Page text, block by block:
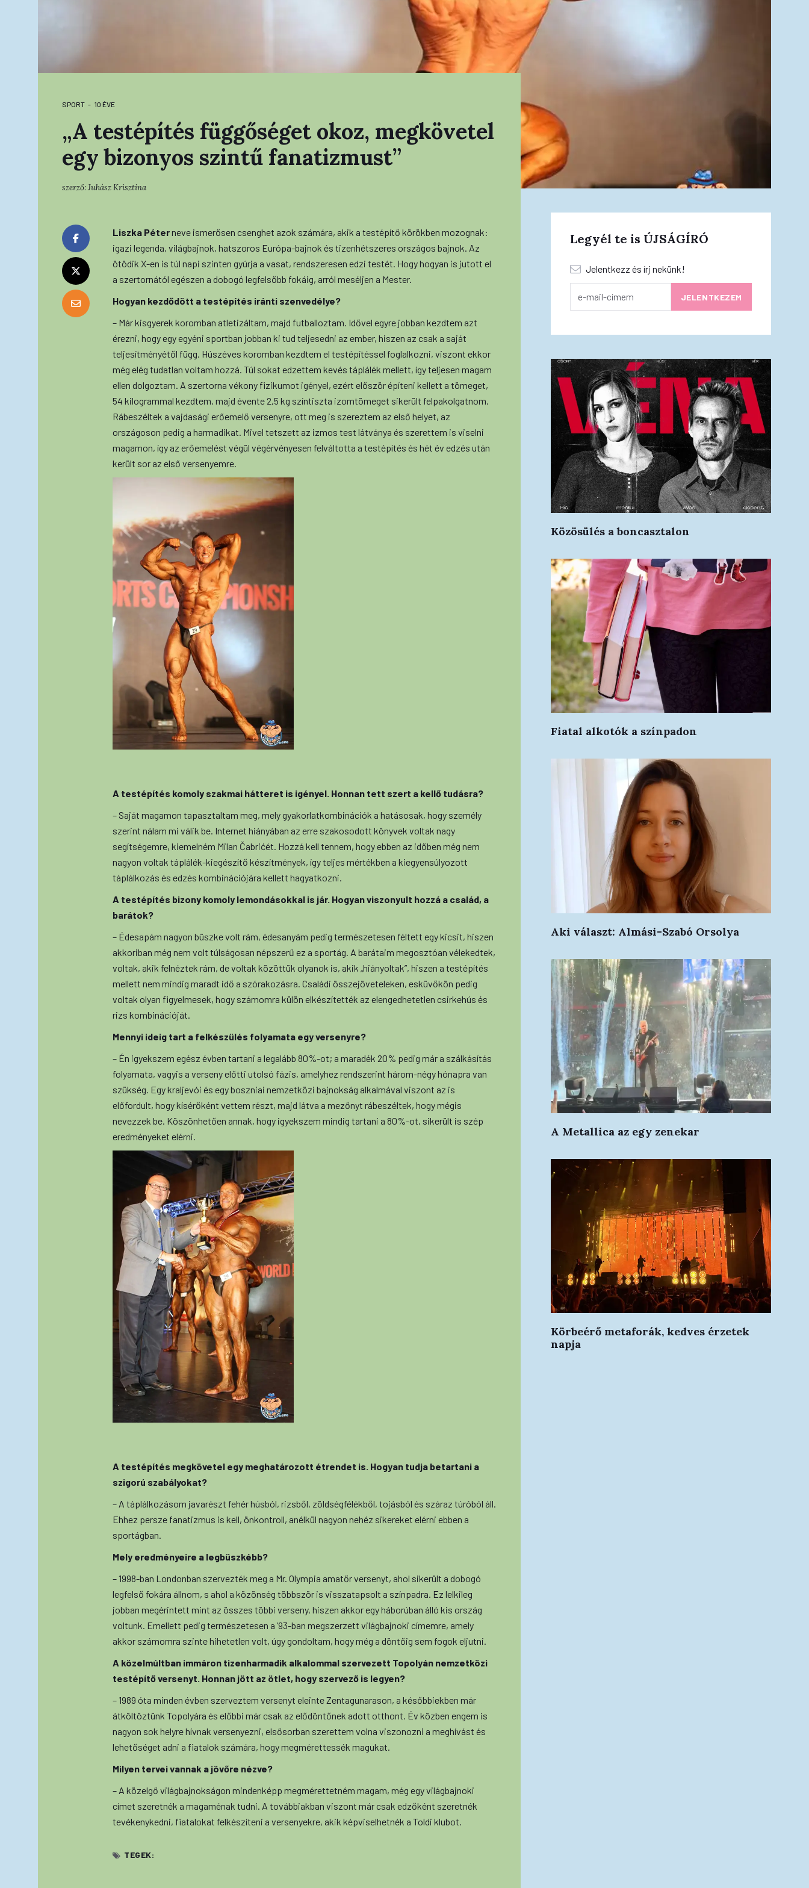
SPORT 10 ÉVE
„A testépítés függőséget okoz, megkövetel
egy bizonyos szintű fanatizmust”
szerző:Juhász Krisztina
Liszka Péterneve ismerősen csenghet azok számára, akik a testépítő körökben mozognak:
igazi legenda, világbajnok, hatszoros Európa-bajnok és tizenhétszeres országos bajnok. Az
ötödik X-en is túl napi szinten gyúrja a vasat, rendszeresen edzi testét. Hogy hogyan is jutott el
a szertornától egészen a dobogó legfelsőbb fokáig, arról meséljen a Mester.
Hogyan kezdődött a testépítés iránti szenvedélye?
– Már kisgyerek koromban atletizáltam, majd futballoztam. Idővel egyre jobban kezdtem azt
érezni, hogy egy egyéni sportban jobban ki tud teljesedni az ember, hiszen az csak a saját
teljesítményétől függ. Húszéves koromban kezdtem el testépítéssel foglalkozni, viszont ekkor
még elég tudatlan voltam hozzá. Túl sokat edzettem kevés táplálék mellett, így teljesen magam
ellen dolgoztam. A szertorna vékony fizikumot igényel, ezért először építeni kellett a tömeget,
54 kilogrammal kezdtem, majd évente 2,5 kg színtiszta izomtömeget sikerült felpakolgatnom.
Rábeszéltek a vajdasági erőemelő versenyre, ott meg is szereztem az első helyet, az
országoson pedig a harmadikat. Mivel tetszett az izmos test látványa és szerettem is viselni
magamon, így az erőemelést végül végérvényesen felváltotta a testépítés és hét év edzés után
került sor az első versenyemre.
A testépítés komoly szakmai hátteret is igényel. Honnan tett szert a kellő tudásra?
– Saját magamon tapasztaltam meg, mely gyakorlatkombinációk a hatásosak, hogy személy
szerint nálam mi válik be. Internet hiányában az erre szakosodott könyvek voltak nagy
segítségemre, kiemelném Milan Čabrićét. Hozzá kell tennem, hogy ebben az időben még nem
nagyon voltak táplálék-kiegészítő készítmények, így teljes mértékben a kiegyensúlyozott
táplálkozás és edzés kombinációjára kellett hagyatkozni.
A testépítés bizony komoly lemondásokkal is jár. Hogyan viszonyult hozzá a család, a
barátok?
– Édesapám nagyon büszke volt rám, édesanyám pedig természetesen féltett egy kicsit, hiszen
akkoriban még nem volt túlságosan népszerű ez a sportág. A barátaim megosztóan vélekedtek,
voltak, akik felnéztek rám, de voltak közöttük olyanok is, akik „hiányoltak”, hiszen a testépítés
mellett nem mindig maradt idő a szórakozásra. Családi összejöveteleken, esküvőkön pedig
voltak olyan figyelmesek, hogy számomra külön elkészítették az elengedhetetlen csirkehús és
rizs kombinációját.
Mennyi ideig tart a felkészülés folyamata egy versenyre?
– Én igyekszem egész évben tartani a legalább 80%-ot; a maradék 20% pedig már a szálkásítás
folyamata, vagyis a verseny előtti utolsó fázis, amelyhez rendszerint három-négy hónapra van
szükség. Egy kraljevói és egy boszniai nemzetközi bajnokság alkalmával viszont az is
előfordult, hogy kísérőként vettem részt, majd látva a mezőnyt rábeszéltek, hogy mégis
nevezzek be. Köszönhetően annak, hogy igyekszem mindig tartani a 80%-ot, sikerült is szép
eredményeket elérni.
A testépítés megkövetel egy meghatározott étrendet is. Hogyan tudja betartani a
szigorú szabályokat?
– A táplálkozásom javarészt fehér húsból, rizsből, zöldségfélékből, tojásból és száraz túróból áll.
Ehhez persze fanatizmus is kell, önkontroll, anélkül nagyon nehéz sikereket elérni ebben a
sportágban.
Mely eredményeire a legbüszkébb?
– 1998-ban Londonban szervezték meg a Mr. Olympia amatőr versenyt, ahol sikerült a dobogó
legfelső fokára állnom, s ahol a közönség többször is visszatapsolt a színpadra. Ez lelkileg
jobban megérintett mint az összes többi verseny, hiszen akkor egy háborúban álló kis ország
voltunk. Emellett pedig természetesen a ’93-ban megszerzett világbajnoki címemre, amely
akkor számomra szinte hihetetlen volt, úgy gondoltam, hogy még a döntőig sem fogok eljutni.
A közelmúltban immáron tizenharmadik alkalommal szervezett Topolyán nemzetközi
testépítő versenyt. Honnan jött az ötlet, hogy szervező is legyen?
– 1989 óta minden évben szerveztem versenyt eleinte Zentagunarason, a későbbiekben már
átköltöztünk Topolyára és előbbi már csak az elődöntőnek adott otthont. Év közben engem is
nagyon sok helyre hívnak versenyezni, elsősorban szerettem volna viszonozni a meghívást és
lehetőséget adni a fiatalok számára, hogy megmérettessék magukat.
Milyen tervei vannak a jövőre nézve?
– A közelgő világbajnokságon mindenképp megmérettetném magam, még egy világbajnoki
címet szeretnék a magaménak tudni. A továbbiakban viszont már csak edzőként szeretnék
tevékenykedni, fiatalokat felkészíteni a versenyekre, akik képviselhetnék a Toldi klubot.
TEGEK:
Legyél te is ÚJSÁGÍRÓ
Jelentkezz és írj nekünk!
Közösülés a boncasztalon
Fiatal alkotók a színpadon
Aki választ: Almási-Szabó Orsolya
A Metallica az egy zenekar
Körbeérő metaforák, kedves érzetek
napja